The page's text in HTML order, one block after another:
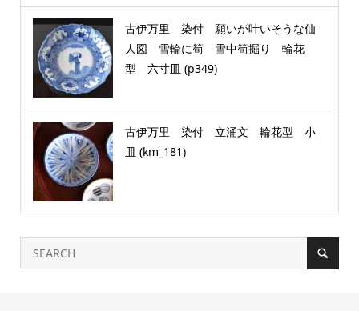
古伊万里 染付 願いが叶いそうな仙
人図 雪輪に筍 雪中筍掘り 輪花
型 六寸皿 (p349)
古伊万里 染付 立涌文 輪花型 小
皿 (km_181)